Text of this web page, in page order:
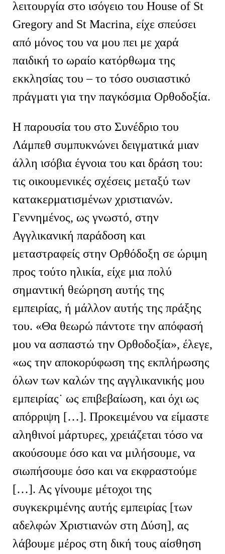
λειτουργία στο ισόγειο του House of St
Gregory and St Macrina, είχε σπεύσει
από μόνος του να μου πει με χαρά
παιδική το ωραίο κατόρθωμα της
εκκλησίας του – το τόσο ουσιαστικό
πράγματι για την παγκόσμια Ορθοδοξία.
Η παρουσία του στο Συνέδριο του
Λάμπεθ συμπυκνώνει δειγματικά μιαν
άλλη ισόβια έγνοια του και δράση του:
τις οικουμενικές σχέσεις μεταξύ των
κατακερματισμένων χριστιανών.
Γεννημένος, ως γνωστό, στην
Αγγλικανική παράδοση και
μεταστραφείς στην Ορθόδοξη σε ώριμη
προς τούτο ηλικία, είχε μια πολύ
σημαντική θεώρηση αυτής της
εμπειρίας, ή μάλλον αυτής της πράξης
του. «Θα θεωρώ πάντοτε την απόφασή
μου να ασπαστώ την Ορθοδοξία», έλεγε,
«ως την αποκορύφωση της εκπλήρωσης
όλων των καλών της αγγλικανικής μου
εμπειρίας˙ ως επιβεβαίωση, και όχι ως
απόρριψη […]. Προκειμένου να είμαστε
αληθινοί μάρτυρες, χρειάζεται τόσο να
ακούσουμε όσο και να μιλήσουμε, να
σιωπήσουμε όσο και να εκφραστούμε
[…]. Ας γίνουμε μέτοχοι της
συγκεκριμένης αυτής εμπειρίας [των
αδελφών Χριστιανών στη Δύση], ας
λάβουμε μέρος στη δική τους αίσθηση